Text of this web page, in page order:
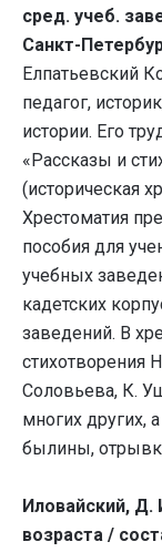
сред. учеб.
Санкт-
Елпатьевский
педагог,
истории. Его
«Рассказы и
(историческая
Хрестоматия
пособия для
учебных
кадетских
заведений. В
стихотворения
Соловьева, К.
многих других,
былины,
Иловайский, Д.
возраста /